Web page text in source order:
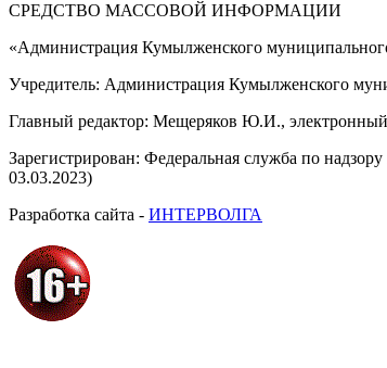
СРЕДСТВО
«Администрация Кумылженского
Учредитель: Администрация Кумылженского
Главный редактор: Мещеряков Ю.И., электронный
Зарегистрирован: Федеральная служба по
03.03.2023)
Разработка сайта - ИНТЕРВОЛГА